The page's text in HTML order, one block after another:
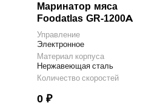
Маринатор мяса
Foodatlas GR-1200A
Управление
Электронное
Материал корпуса
Нержавеющая сталь
Количество скоростей
0 ₽